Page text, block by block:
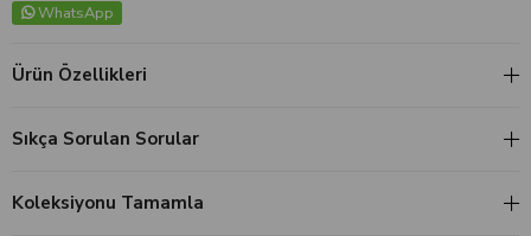
WhatsApp
Ürün Özellikleri
Sıkça Sorulan Sorular
Koleksiyonu Tamamla